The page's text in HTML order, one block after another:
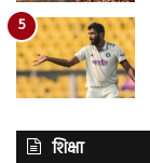
शिक्षा